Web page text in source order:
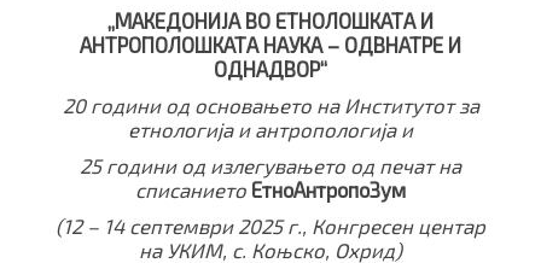
„МАКЕДОНИЈА ВО ЕТНОЛОШКАТА И
АНТРОПОЛОШКАТА НАУКА – ОДВНАТРЕ И
ОДНАДВОР“
20 години од основањето на Институтот за
етнологија и антропологија и
25 години од излегувањето од печат на
списанието ЕтноАнтропоЗум
(12 – 14 септември 2025 г., Конгресен центар
на УКИМ, с. Коњско, Охрид)